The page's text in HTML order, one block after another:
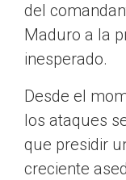
del
Maduro a la
inesperado.
Desde el
los ataques
que presidir
creciente